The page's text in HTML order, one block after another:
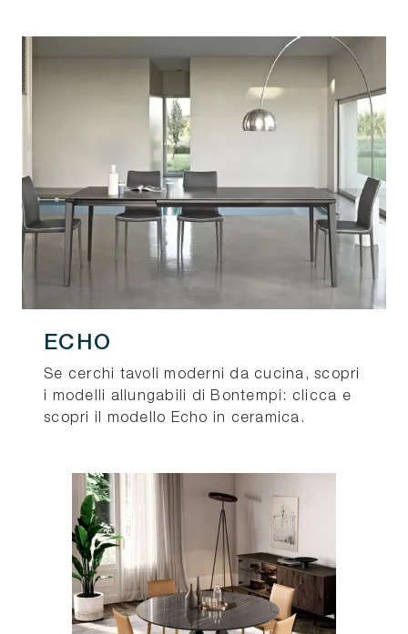
ECHO
Se cerchi tavoli moderni da cucina, scopri
i modelli allungabili di Bontempi: clicca e
scopri il modello Echo in ceramica.